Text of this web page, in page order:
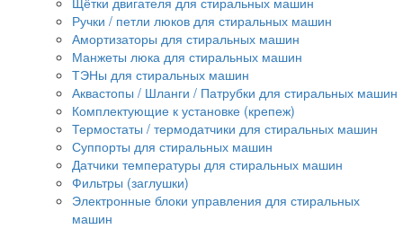
Ручки / петли люков для стиральных машин
Амортизаторы для стиральных машин
Манжеты люка для стиральных машин
ТЭНы для стиральных машин
Аквастопы / Шланги / Патрубки для стиральных машин
Комплектующие к установке (крепеж)
Термостаты / термодатчики для стиральных машин
Суппорты для стиральных машин
Датчики температуры для стиральных машин
Фильтры (заглушки)
Электронные блоки управления для стиральных
машин